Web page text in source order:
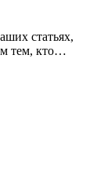
статьях,
тем, кто…